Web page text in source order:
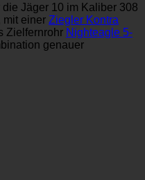
Jäger 10 im Kaliber 308
mit einer Ziegler Kontra
Zielfernrohr Nighteagle 5-
genauer